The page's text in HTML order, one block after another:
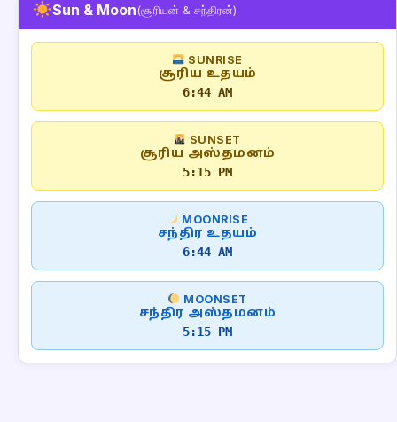
Sun & Moon(சூரியன் & சந்திரன்)
SUNRISE
சூரிய உதயம்
6:44 AM
SUNSET
சூரிய அஸ்தமனம்
5:15 PM
MOONRISE
சந்திர உதயம்
6:44 AM
MOONSET
சந்திர அஸ்தமனம்
5:15 PM